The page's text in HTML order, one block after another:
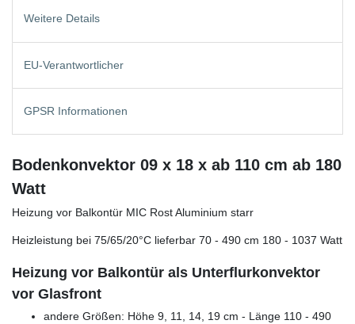
Weitere Details
EU-Verantwortlicher
GPSR Informationen
Bodenkonvektor 09 x 18 x ab 110 cm ab 180
Watt
Heizung vor Balkontür MIC Rost Aluminium starr
Heizleistung bei 75/65/20°C lieferbar 70 - 490 cm 180 - 1037 Watt
Heizung vor Balkontür als Unterflurkonvektor
vor Glasfront
andere Größen: Höhe 9, 11, 14, 19 cm - Länge 110 - 490